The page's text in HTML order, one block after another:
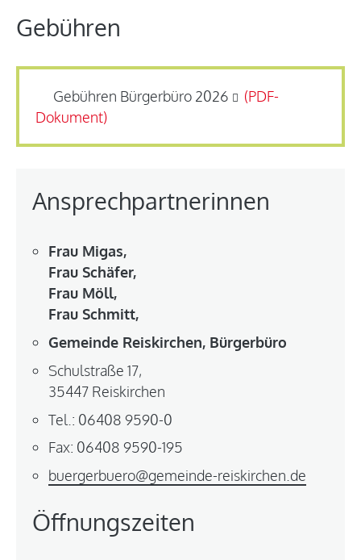
Gebühren
Gebühren Bürgerbüro 2026
Ansprechpartnerinnen
Frau Migas,
Frau Schäfer,
Frau Möll,
Frau Schmitt,
Gemeinde Reiskirchen, Bürgerbüro
Schulstraße 17,
35447 Reiskirchen
Tel.: 06408 9590-0
Fax: 06408 9590-195
buergerbuero@gemeinde-reiskirchen.de
Öffnungszeiten